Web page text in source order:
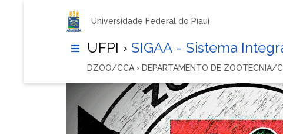
Universidade Federal do Piauí
UFPI › SIGAA - Sistema
DZOO/CCA › DEPARTAMENTO DE ZOOTECNIA/